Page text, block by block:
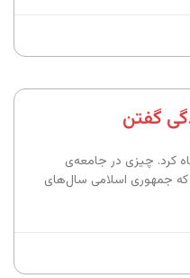
گفتن
کرد. چیزی در جامعه‌ی
که جمهوری اسلامی سال‌های